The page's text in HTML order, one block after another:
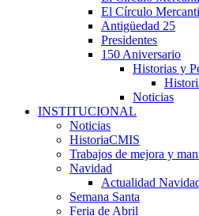
El Círculo
Antigüedad 25
Presidentes
150 Aniversario
Historias y
Noticias
INSTITUCIONAL
Noticias
HistoriaCMIS
Trabajos de mejora y
Navidad
Actualidad
Semana Santa
Feria de Abril